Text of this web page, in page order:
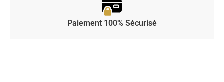
Paiement 100% Sécurisé